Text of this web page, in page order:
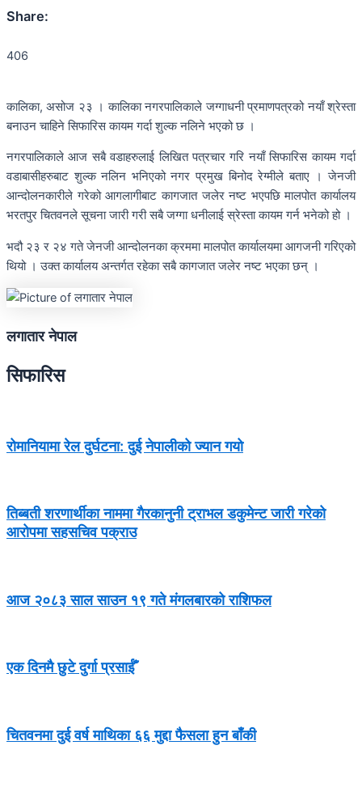
Share:
406
कालिका, असोज २३ । कालिका नगरपालिकाले जग्गाधनी प्रमाणपत्रको नयाँ श्रेस्ता
बनाउन चाहिने सिफारिस कायम गर्दा शुल्क नलिने भएको छ ।
नगरपालिकाले आज सबै वडाहरुलाई लिखित पत्रचार गरि नयाँ सिफारिस कायम गर्दा
वडाबासीहरुबाट शुल्क नलिन भनिएको नगर प्रमुख बिनोद रेग्मीले बताए । जेनजी
आन्दोलनकारीले गरेको आगलागीबाट कागजात जलेर नष्ट भएपछि मालपोत कार्यालय
भरतपुर चितवनले सूचना जारी गरी सबै जग्गा धनीलाई स्रेस्ता कायम गर्न भनेको हो ।
भदौ २३ र २४ गते जेनजी आन्दोलनका क्रममा मालपोत कार्यालयमा आगजनी गरिएको
थियो । उक्त कार्यालय अन्तर्गत रहेका सबै कागजात जलेर नष्ट भएका छन् ।
लगातार नेपाल
सिफारिस
रोमानियामा रेल दुर्घटना: दुई नेपालीको ज्यान गयो
तिब्बती शरणार्थीका नाममा गैरकानुनी ट्राभल डकुमेन्ट जारी गरेको
आरोपमा सहसचिव पक्राउ
आज २०८३ साल साउन १९ गते मंगलबारको राशिफल
एक दिनमै छुटे दुर्गा प्रसाईँ
चितवनमा दुई वर्ष माथिका ६६ मुद्दा फैसला हुन बाँकी